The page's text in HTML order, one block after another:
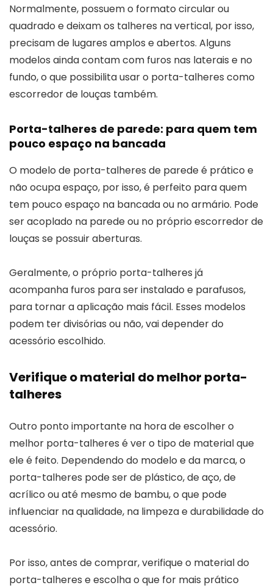
Normalmente, possuem o formato circular ou
quadrado e deixam os talheres na vertical, por isso,
precisam de lugares amplos e abertos. Alguns
modelos ainda contam com furos nas laterais e no
fundo, o que possibilita usar o porta-talheres como
escorredor de louças também.
Porta-talheres de parede: para quem tem
pouco espaço na bancada
O modelo de porta-talheres de parede é prático e
não ocupa espaço, por isso, é perfeito para quem
tem pouco espaço na bancada ou no armário. Pode
ser acoplado na parede ou no próprio escorredor de
louças se possuir aberturas.
Geralmente, o próprio porta-talheres já
acompanha furos para ser instalado e parafusos,
para tornar a aplicação mais fácil. Esses modelos
podem ter divisórias ou não, vai depender do
acessório escolhido.
Verifique o material do melhor porta-
talheres
Outro ponto importante na hora de escolher o
melhor porta-talheres é ver o tipo de material que
ele é feito. Dependendo do modelo e da marca, o
porta-talheres pode ser de plástico, de aço, de
acrílico ou até mesmo de bambu, o que pode
influenciar na qualidade, na limpeza e durabilidade do
acessório.
Por isso, antes de comprar, verifique o material do
porta-talheres e escolha o que for mais prático